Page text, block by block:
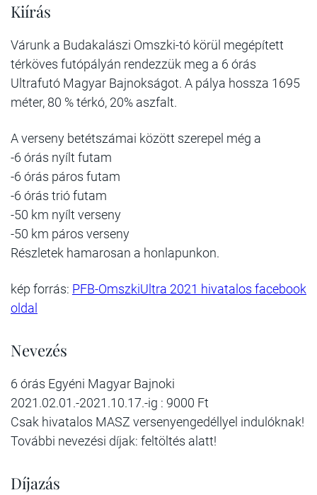
Kiírás
Várunk a Budakalászi Omszki-tó körül megépített
térköves futópályán rendezzük meg a 6 órás
Ultrafutó Magyar Bajnokságot. A pálya hossza 1695
méter, 80 % térkó, 20% aszfalt.
A verseny betétszámai között szerepel még a
-6 órás nyílt futam
-6 órás páros futam
-6 órás trió futam
-50 km nyílt verseny
-50 km páros verseny
Részletek hamarosan a honlapunkon.
kép forrás: PFB-OmszkiUltra 2021 hivatalos facebook
oldal
Nevezés
6 órás Egyéni Magyar Bajnoki
2021.02.01.-2021.10.17.-ig : 9000 Ft
Csak hivatalos MASZ versenyengedéllyel indulóknak!
További nevezési díjak: feltöltés alatt!
Díjazás